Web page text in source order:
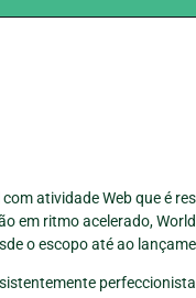
atividade Web que é
em ritmo acelerado,
o escopo até ao